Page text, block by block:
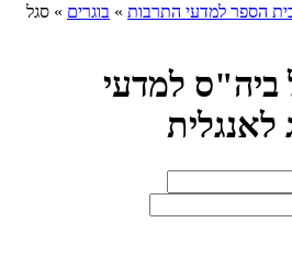
הספר למדעי התרבות » בוגרים » סגל
ביה"ס למדעי